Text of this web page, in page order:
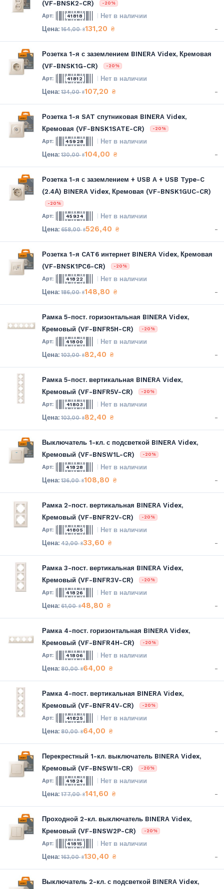
(VF-BNSK2-CR) -20%
41818 Нет в наличии
164,00₴131,20 ₴ -
Розетка 1-я с заземлением BINERA Videx, Кремовая
(VF-BNSK1G-CR)
-20%
41812 Нет в наличии
134,00₴107,20 ₴ -
Розетка 1-я SAT спутниковая BINERA Videx,
Кремовая (VF-BNSK1SATE-CR)
-20%
45928 Нет в наличии
130,00₴104,00 ₴ -
Розетка 1-я с заземлением + USB A + USB Type-C
(2.4А) BINERA Videx, Кремовая (VF-BNSK1GUC-CR)
-20%
45934 Нет в наличии
658,00₴526,40 ₴ -
Розетка 1-я CAT6 интернет BINERA Videx, Кремовая
(VF-BNSK1PC6-CR)
-20%
41822 Нет в наличии
186,00₴148,80 ₴ -
Рамка 5-пост. горизонтальная BINERA Videx,
Кремовый (VF-BNFR5H-CR)
-20%
41800 Нет в наличии
103,00₴82,40 ₴ -
Рамка 5-пост. вертикальная BINERA Videx,
Кремовый (VF-BNFR5V-CR)
-20%
41803 Нет в наличии
103,00₴82,40 ₴ -
Выключатель 1-кл. с подсветкой BINERA Videx,
Кремовый (VF-BNSW1L-CR)
-20%
41828 Нет в наличии
136,00₴108,80 ₴ -
Рамка 2-пост. вертикальная BINERA Videx,
Кремовый (VF-BNFR2V-CR)
-20%
41805 Нет в наличии
42,00₴33,60 ₴ -
Рамка 3-пост. вертикальная BINERA Videx,
Кремовый (VF-BNFR3V-CR)
-20%
41826 Нет в наличии
61,00₴48,80 ₴ -
Рамка 4-пост. горизонтальная BINERA Videx,
Кремовый (VF-BNFR4H-CR)
-20%
41806 Нет в наличии
80,00₴64,00 ₴ -
Рамка 4-пост. вертикальная BINERA Videx,
Кремовый (VF-BNFR4V-CR)
-20%
41825 Нет в наличии
80,00₴64,00 ₴ -
Перекрестный 1-кл. выключатель BINERA Videx,
Кремовый (VF-BNSW1I-CR)
-20%
41824 Нет в наличии
177,00₴141,60 ₴ -
Проходной 2-кл. выключатель BINERA Videx,
Кремовый (VF-BNSW2P-CR)
-20%
41815 Нет в наличии
163,00₴130,40 ₴ -
Выключатель 2-кл. с подсветкой BINERA Videx,